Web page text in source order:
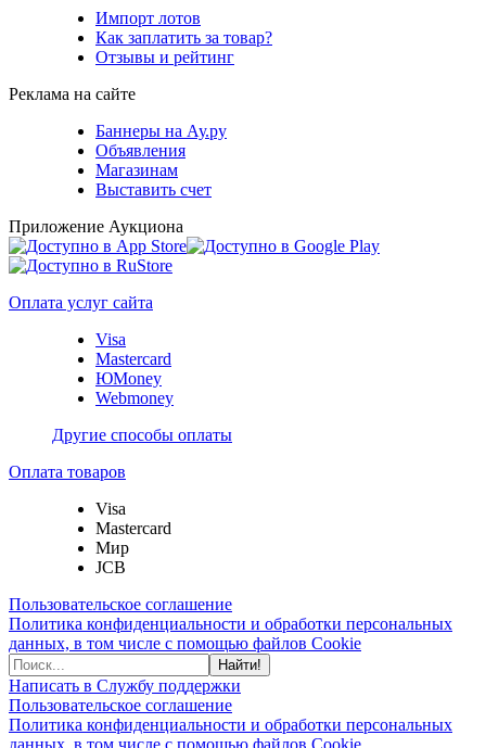
Импорт лотов
Как заплатить за товар?
Отзывы и рейтинг
Реклама на сайте
Баннеры на Ау.ру
Объявления
Магазинам
Выставить счет
Приложение Аукциона
Оплата услуг сайта
Visa
Mastercard
ЮMoney
Webmoney
Другие способы оплаты
Оплата товаров
Visa
Mastercard
Мир
JCB
Пользовательское соглашение
Политика конфиденциальности и обработки персональных
данных, в том числе с помощью файлов Cookie
Найти!
Написать в Службу поддержки
Пользовательское соглашение
Политика конфиденциальности и обработки персональных
данных, в том числе с помощью файлов Cookie